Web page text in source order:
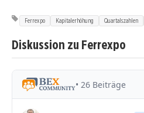
Ferrexpo Kapitalerhöhung Quartalszahlen
Diskussion zu Ferrexpo